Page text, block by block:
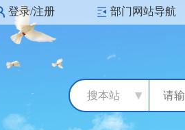
登录/注册 部门网站导航
搜本站